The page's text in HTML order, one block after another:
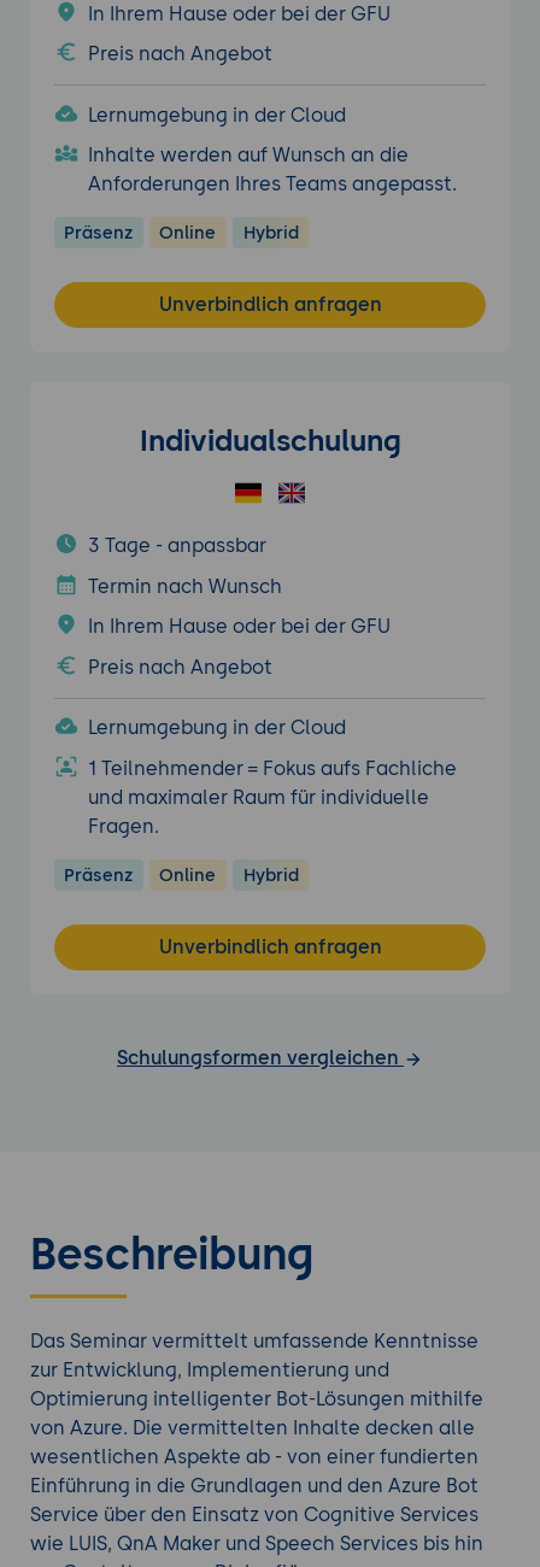
In Ihrem Hause oder bei der GFU
Preis nach Angebot
Lernumgebung in der Cloud
Inhalte werden auf Wunsch an die
Anforderungen Ihres Teams angepasst.
Präsenz Online Hybrid
Unverbindlich anfragen
Individualschulung
3 Tage - anpassbar
Termin nach Wunsch
In Ihrem Hause oder bei der GFU
Preis nach Angebot
Lernumgebung in der Cloud
1 Teilnehmender = Fokus aufs Fachliche
und maximaler Raum für individuelle
Fragen.
Präsenz Online Hybrid
Unverbindlich anfragen
Schulungsformen vergleichen
Beschreibung
Das Seminar vermittelt umfassende Kenntnisse
zur Entwicklung, Implementierung und
Optimierung intelligenter Bot-Lösungen mithilfe
von Azure. Die vermittelten Inhalte decken alle
wesentlichen Aspekte ab - von einer fundierten
Einführung in die Grundlagen und den Azure Bot
Service über den Einsatz von Cognitive Services
wie LUIS, QnA Maker und Speech Services bis hin